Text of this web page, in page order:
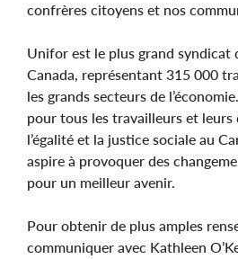
confrères citoyens et nos
Unifor est le plus grand syndicat
Canada, représentant 315 000
les grands secteurs de
pour tous les travailleurs et
l’égalité et la justice sociale au
aspire à provoquer des
pour un meilleur avenir.
Pour obtenir de plus amples
communiquer avec Kathleen